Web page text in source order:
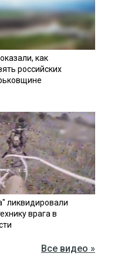
как
российских
ликвидировали
врага в
Все видео »